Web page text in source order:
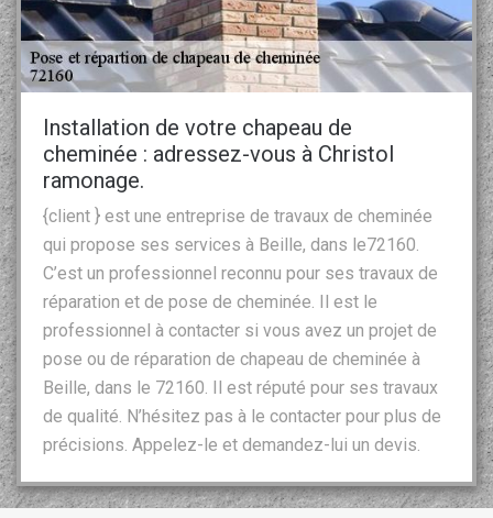
Installation de votre chapeau de
cheminée : adressez-vous à Christol
ramonage.
{client } est une entreprise de travaux de cheminée
qui propose ses services à Beille, dans le72160.
C’est un professionnel reconnu pour ses travaux de
réparation et de pose de cheminée. Il est le
professionnel à contacter si vous avez un projet de
pose ou de réparation de chapeau de cheminée à
Beille, dans le 72160. Il est réputé pour ses travaux
de qualité. N’hésitez pas à le contacter pour plus de
précisions. Appelez-le et demandez-lui un devis.